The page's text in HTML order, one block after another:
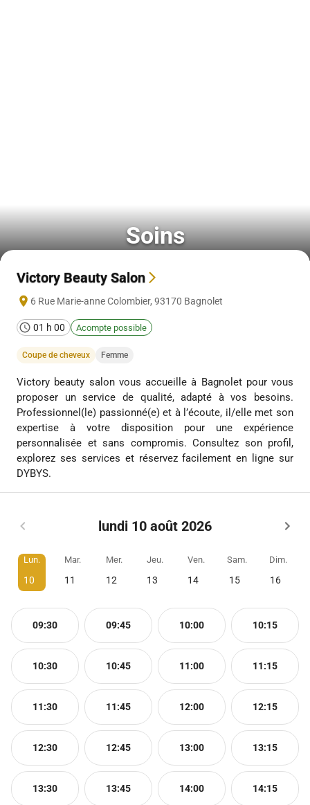
Soins
Victory Beauty Salon
6 Rue Marie-anne Colombier, 93170 Bagnolet
01 h 00 Acompte possible
Coupe de cheveux Femme
Victory beauty salon vous accueille à Bagnolet pour vous
proposer un service de qualité, adapté à vos besoins.
Professionnel(le) passionné(e) et à l’écoute, il/elle met son
expertise à votre disposition pour une expérience
personnalisée et sans compromis. Consultez son profil,
explorez ses services et réservez facilement en ligne sur
DYBYS.
lundi 10 août 2026
Lun.
10
Mar.
11
Mer.
12
Jeu.
13
Ven.
14
Sam.
15
Dim.
16
09:30 09:45 10:00 10:15
10:30 10:45 11:00 11:15
11:30 11:45 12:00 12:15
12:30 12:45 13:00 13:15
13:30 13:45 14:00 14:15